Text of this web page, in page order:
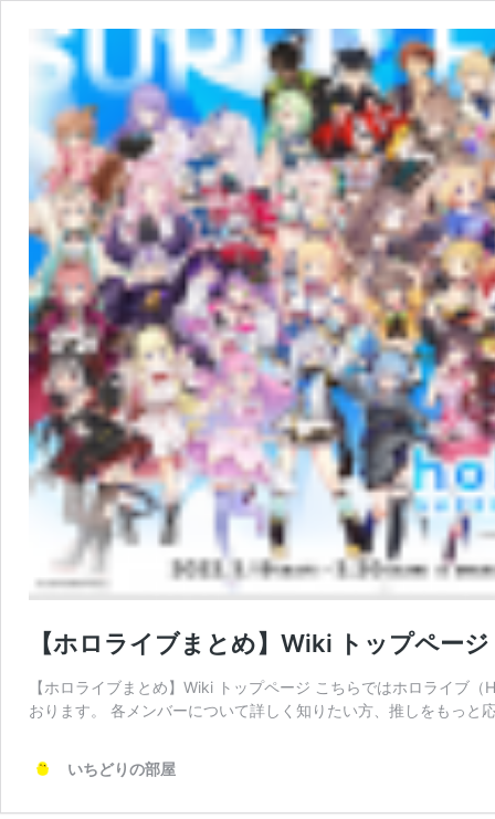
【ホロライブまとめ】Wiki トップページ
【ホロライブまとめ】Wiki トップページ こちらではホロライブ
おります。 各メンバーについて詳しく知りたい方、推しをもっと
いちどりの部屋